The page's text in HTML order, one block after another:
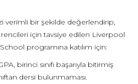
verimli bir şekilde değerlendirip,
için tavsiye edilen Liverpool
programına katılım için:
birinci sınıfı başarıyla bitirmiş
dersi bulunmaması.